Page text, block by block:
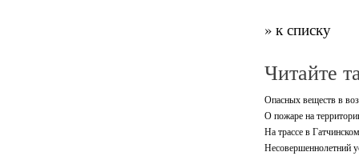
» к списку
Читайте
Опасных веществ в
О пожаре на
На трассе в
Несовершеннолетний